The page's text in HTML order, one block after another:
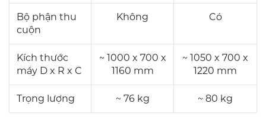
Bộ phận thu
cuộn
Không Có
Kích thước
máy D x R x C
~ 1000 x 700 x
1160 mm
~ 1050 x 700 x
1220 mm
Trọng lượng ~ 76 kg ~ 80 kg